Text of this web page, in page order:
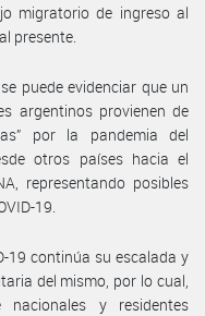
migratorio de ingreso al
presente.
puede evidenciar que un
argentinos provienen de
por la pandemia del
otros países hacia el
representando posibles
19.
19 continúa su escalada y
del mismo, por lo cual,
y residentes